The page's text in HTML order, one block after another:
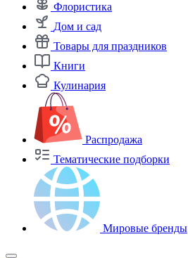
Флористика
Дом и сад
Товары для праздников
Книги
Кулинария
Распродажа
Тематические подборки
Мировые бренды